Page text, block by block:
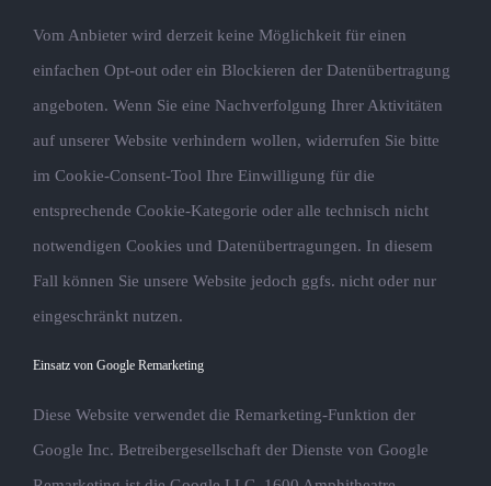
Vom Anbieter wird derzeit keine Möglichkeit für einen
einfachen Opt-out oder ein Blockieren der Datenübertragung
angeboten. Wenn Sie eine Nachverfolgung Ihrer Aktivitäten
auf unserer Website verhindern wollen, widerrufen Sie bitte
im Cookie-Consent-Tool Ihre Einwilligung für die
entsprechende Cookie-Kategorie oder alle technisch nicht
notwendigen Cookies und Datenübertragungen. In diesem
Fall können Sie unsere Website jedoch ggfs. nicht oder nur
eingeschränkt nutzen.
Einsatz von Google Remarketing
Diese Website verwendet die Remarketing-Funktion der
Google Inc. Betreibergesellschaft der Dienste von Google